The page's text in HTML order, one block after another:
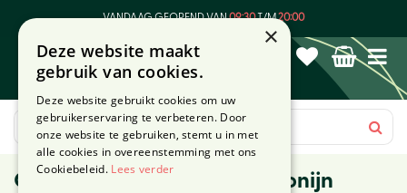
VANDAAG GEOPEND VAN09:30T/M20:00
Cat-stick mini kabeljouw&tonijn
×
Deze website maakt
gebruik van cookies.
Deze website gebruikt cookies om uw
gebruikerservaring te verbeteren. Door
onze website te gebruiken, stemt u in met
alle cookies in overeenstemming met ons
Cookiebeleid. Lees verder